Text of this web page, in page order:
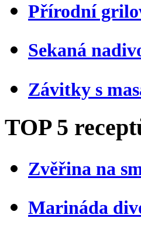
Přírodní
Sekaná
Závitky s
TOP 5
Zvěřina na
Marináda